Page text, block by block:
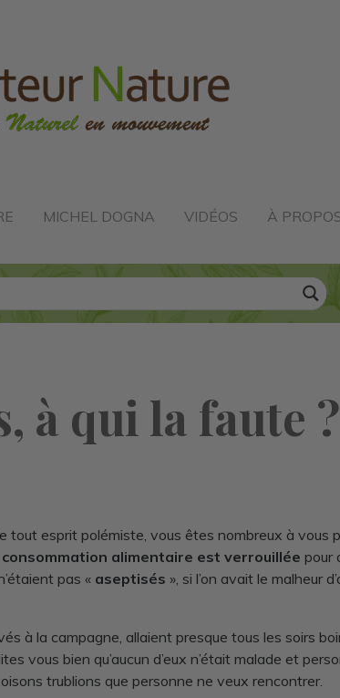
MICHEL DOGNA VIDÉOS À
à qui la faute ?
tout esprit polémiste, vous êtes nombreux à vous
alimentaire est verrouillée pour
pas « aseptisés », si l’on avait le malheur
à la campagne, allaient presque tous les soirs
vous bien qu’aucun d’eux n’était malade et
trublions que personne ne veux rencontrer.